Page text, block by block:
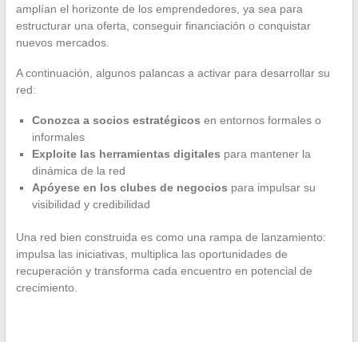
amplían el horizonte de los emprendedores, ya sea para
estructurar una oferta, conseguir financiación o conquistar
nuevos mercados.
A continuación, algunos palancas a activar para desarrollar su
red:
Conozca a socios estratégicos en entornos formales o
informales
Exploite las herramientas digitales para mantener la
dinámica de la red
Apóyese en los clubes de negocios para impulsar su
visibilidad y credibilidad
Una red bien construida es como una rampa de lanzamiento:
impulsa las iniciativas, multiplica las oportunidades de
recuperación y transforma cada encuentro en potencial de
crecimiento.